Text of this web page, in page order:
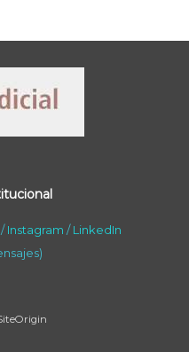
/Instagram /LinkedIn